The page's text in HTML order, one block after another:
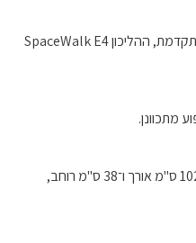
כן, בזכות מבנה קשיח ומערכת ריכוך מתקדמת, ההליכון SpaceWalk E4
שטח הריצה של SpaceWalk E4 הוא ‎102 ס"מ אורך ו־38 ס"מ רוחב,